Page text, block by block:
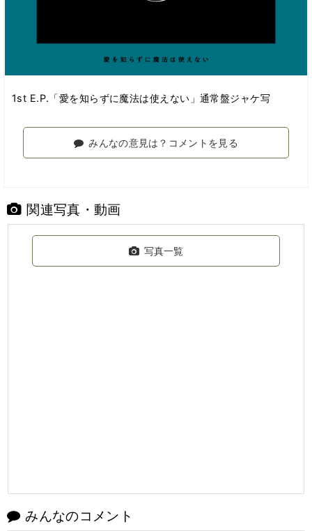
1st E.P.「愛を知らずに魔法は使えない」通常盤ジャケ写
みんなの意見は？コメントを見る
関連写真・動画
写真一覧
みんなのコメント